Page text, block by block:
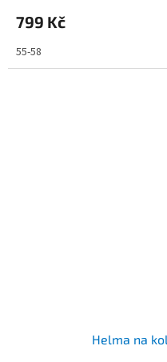
799 Kč
55-58
Helma na